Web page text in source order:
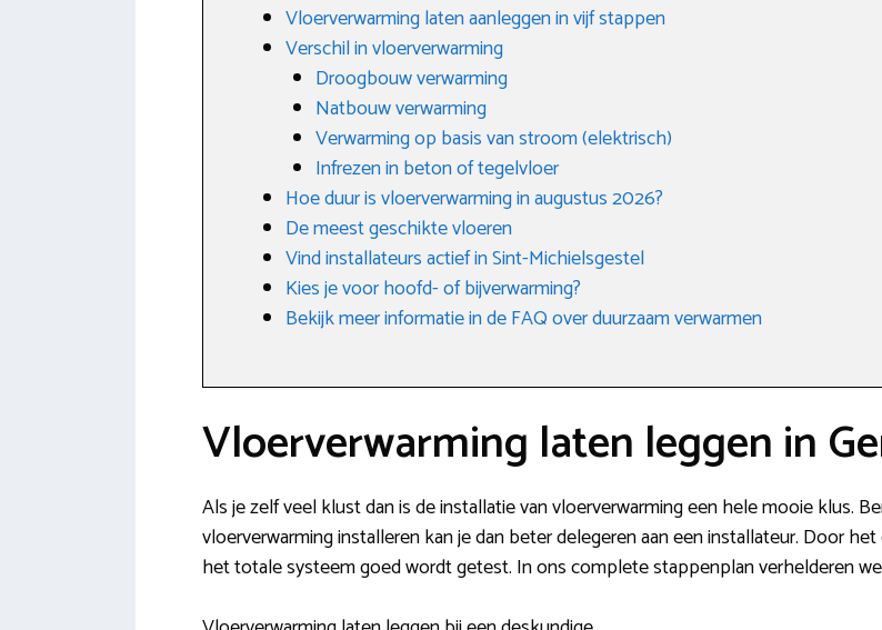
Vloerverwarming laten aanleggen in vijf stappen
Verschil in vloerverwarming
Droogbouw verwarming
Natbouw verwarming
Verwarming op basis van stroom (elektrisch)
Infrezen in beton of tegelvloer
Hoe duur is vloerverwarming in augustus 2026?
De meest geschikte vloeren
Vind installateurs actief in Sint-Michielsgestel
Kies je voor hoofd- of bijverwarming?
Bekijk meer informatie in de FAQ over duurzaam verwarmen
Vloerverwarming laten leggen in
Als je zelf veel klust dan is de installatie van vloerverwarming een hele mooie klus.
vloerverwarming installeren kan je dan beter delegeren aan een installateur. Door
het totale systeem goed wordt getest. In ons complete stappenplan verhelderen